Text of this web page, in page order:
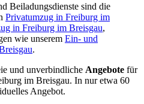
Beiladungsdienste sind die
Privatumzug in Freiburg im
in Freiburg im Breisgau,
wie unserem Ein- und
.
und unverbindliche Angebote für
im Breisgau. In nur etwa 60
Angebot.